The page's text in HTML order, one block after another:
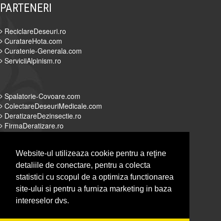
Website-ul utilizeaza cookie pentru a reţine
detaliile de conectare, pentru a colecta
statistici cu scopul de a optimiza functionarea
site-ului si pentru a furniza marketing in baza
intereselor dvs.
PARTENERI
ReciclareDeseuri.ro
CuratareHota.com
Curatenie-Generala.com
ServiciiAlpinism.ro
Spalatorie-Covoare.com
ColectareDeseuriMedicale.com
DeratizareDezinsectie.ro
FirmaDeratizare.ro
Alpinist-Utilitar.com
Servicii-DDD.com
Spalatorie-Curatatorie.com
Spalatorie-Curatatorie.ro